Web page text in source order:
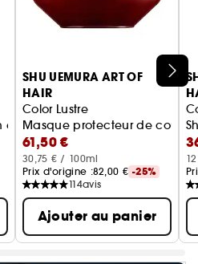
extrême
SHU UEMURA ART OF
HAIR
Color Lustre
Masque protecteur de
61,50 €
30,75 € / 100ml
Prix d'origine :82,00 € -25%
114avis
Ajouter au panier